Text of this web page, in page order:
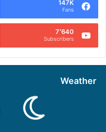
147K
Fans
7٬640
Subscribers
Weather